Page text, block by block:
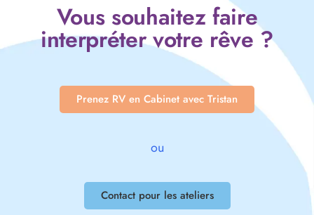
Vous souhaitez faire
interpréter votre rêve ?
Prenez RV en Cabinet avec Tristan
ou
Contact pour les ateliers